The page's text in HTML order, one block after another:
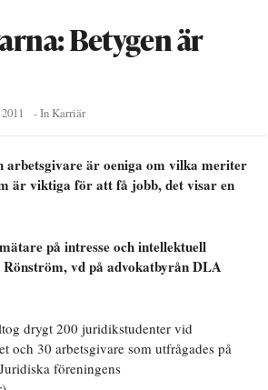
Betygen är
- In Karriär
arbetsgivare är oeniga om vilka meriter
är viktiga för att få jobb, det visar en
på intresse och intellektuell
Rönström, vd på advokatbyrån DLA
drygt 200 juridikstudenter vid
och 30 arbetsgivare som utfrågades på
föreningens